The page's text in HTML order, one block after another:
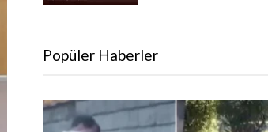
Popüler Haberler